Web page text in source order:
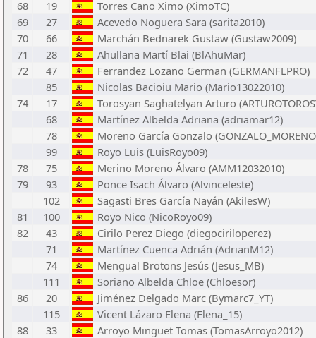
68
19
Torres Cano Ximo (XimoTC)
69
27
Acevedo Noguera Sara (sarita2010)
70
66
Marchán Bednarek Gustaw (Gustaw2009)
71
28
Ahullana Martí Blai (BlAhuMar)
72
47
Ferrandez Lozano German (GERMANFLPRO)
85
Nicolas Bacioiu Mario (Mario13022010)
74
17
Torosyan Saghatelyan Arturo
68
Martínez Albelda Adriana (adriamar12)
78
Moreno García Gonzalo
99
Royo Luis (LuisRoyo09)
78
75
Merino Moreno Álvaro (AMM12032010)
79
93
Ponce Isach Álvaro (Alvinceleste)
102
Sagasti Bres García Nayán (AkilesW)
81
100
Royo Nico (NicoRoyo09)
82
43
Cirilo Perez Diego (diegociriloperez)
71
Martínez Cuenca Adrián (AdrianM12)
74
Mengual Brotons Jesús (Jesus_MB)
111
Soriano Albelda Chloe (Chloesor)
86
20
Jiménez Delgado Marc (Bymarc7_YT)
115
Vicent Lázaro Elena (Elena_15)
88
33
Arroyo Minguet Tomas (TomasArroyo2012)